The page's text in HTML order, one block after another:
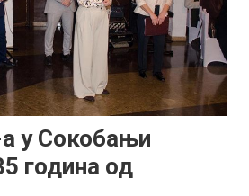
у Сокобањи
година од